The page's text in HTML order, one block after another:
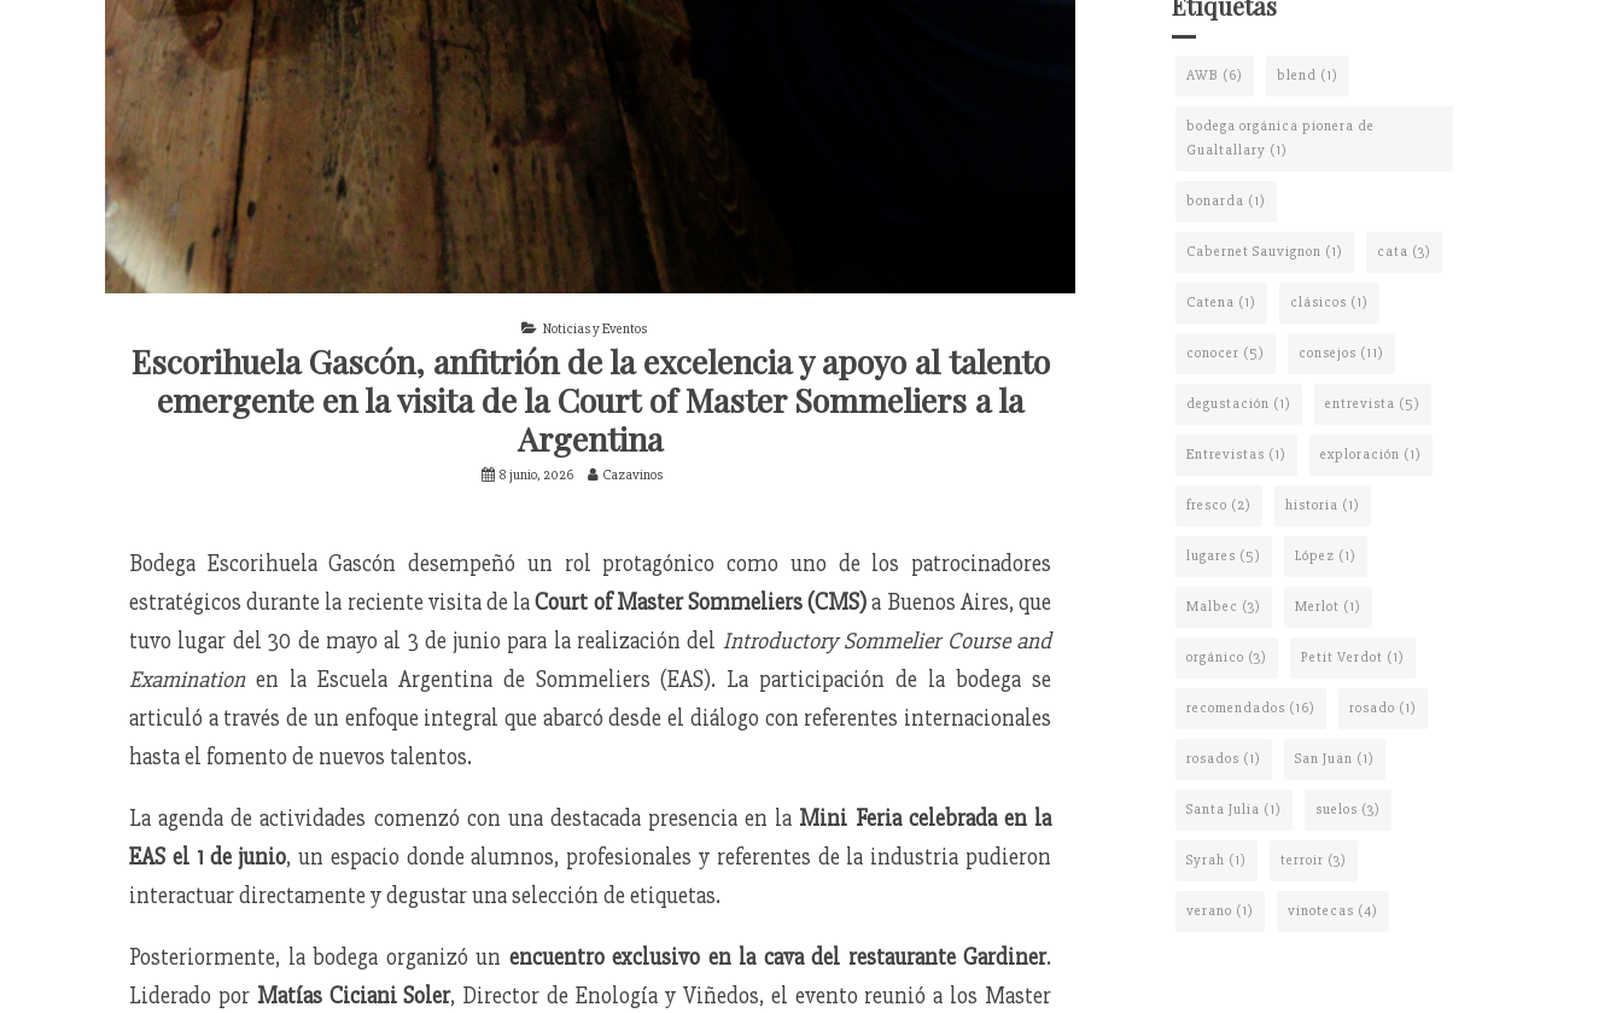
Noticias y Eventos
Escorihuela Gascón, anfitrión de la excelencia y apoyo al talento
emergente en la visita de la Court of Master Sommeliers a la
Argentina
8 junio, 2026 Cazavinos
Bodega Escorihuela Gascón desempeñó un rol protagónico como uno de los patrocinadores
estratégicos durante la reciente visita de laCourt of Master Sommeliers (CMS)a Buenos Aires, que
tuvo lugar del 30 de mayo al 3 de junio para la realización del Introductory Sommelier Course and
Examinationen la Escuela Argentina de Sommeliers (EAS). La participación de la bodega se
articuló a través de un enfoque integral que abarcó desde el diálogo con referentes internacionales
hasta el fomento de nuevos talentos.
La agenda de actividades comenzó con una destacada presencia en la Mini Feria celebrada en la
EAS el 1 de junio, un espacio donde alumnos, profesionales y referentes de la industria pudieron
interactuar directamente y degustar una selección de etiquetas.
Posteriormente, la bodega organizó un encuentro exclusivo en la cava del restaurante Gardiner.
Liderado por Matías Ciciani Soler, Director de Enología y Viñedos, el evento reunió a los Master
AWB (6) blend (1)
bodega orgánica pionera de
Gualtallary (1)
bonarda (1)
Cabernet Sauvignon (1) cata (3)
Catena (1) clásicos (1)
conocer (5) consejos (11)
degustación (1) entrevista (5)
Entrevistas (1) exploración (1)
fresco (2) historia (1)
lugares (5) López (1)
Malbec (3) Merlot (1)
orgánico (3) Petit Verdot (1)
recomendados (16) rosado (1)
rosados (1) San Juan (1)
Santa Julia (1) suelos (3)
Syrah (1) terroir (3)
verano (1) vinotecas (4)